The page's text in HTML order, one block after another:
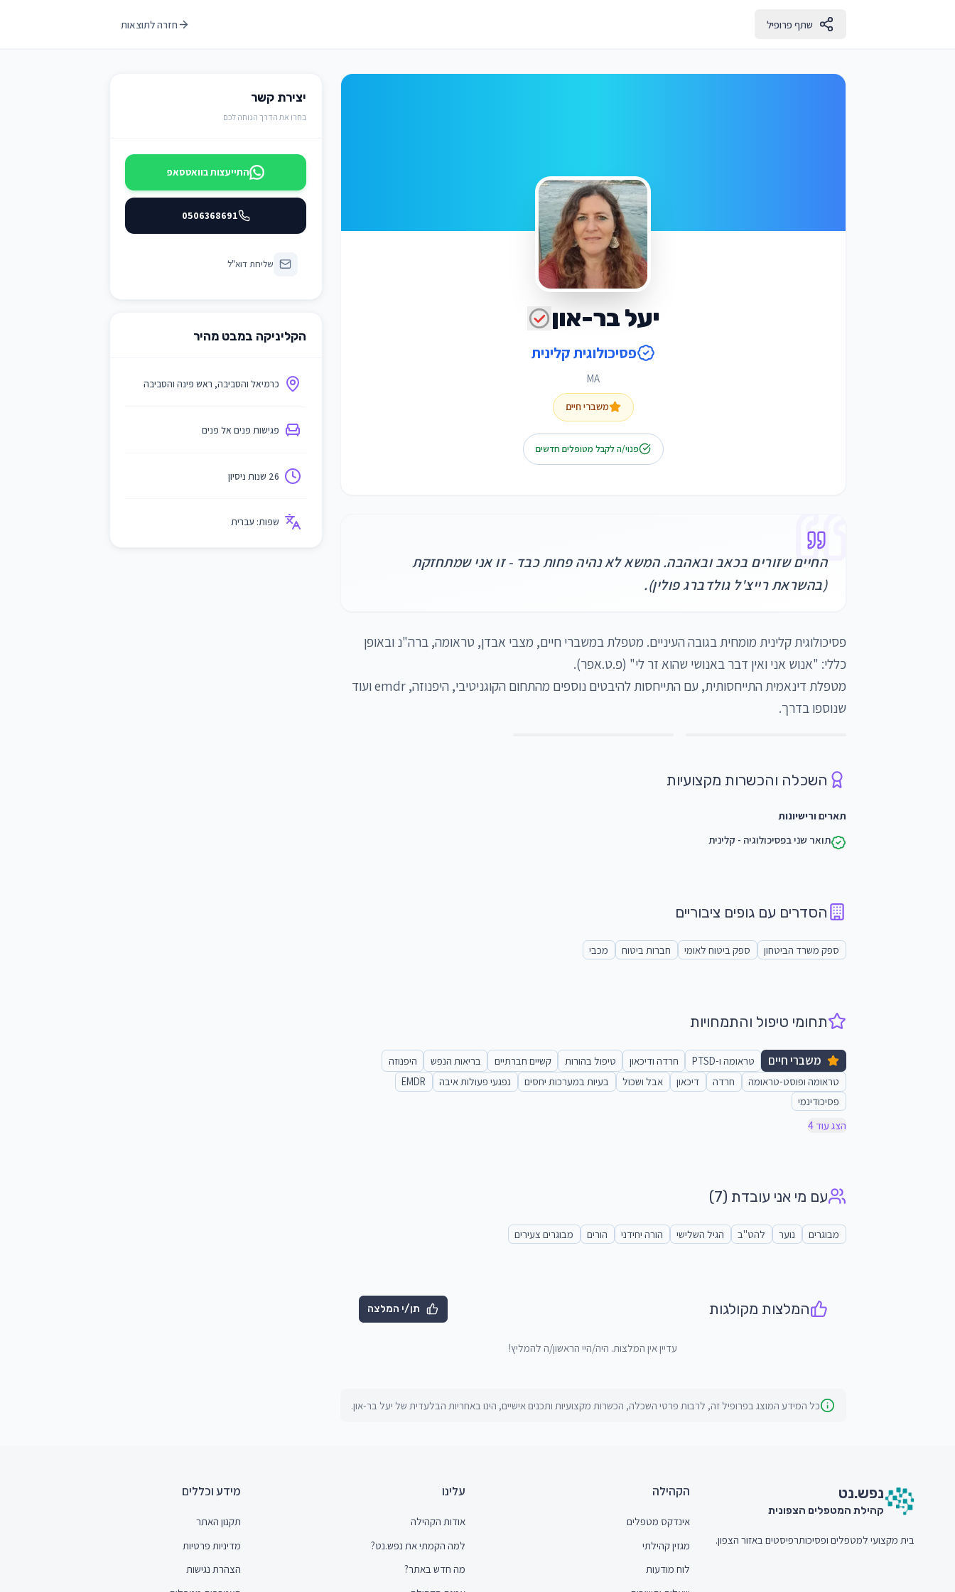
שתף פרופיל חזרה לתוצאות
יעל בר-און
פסיכולוגית קלינית
MA
משברי חיים
פנוי/ה לקבל מטופלים חדשים
החיים שזורים בכאב ובאהבה. המשא לא נהיה פחות כבד - זו אני שמתחזקת
(בהשראת רייצ'ל גולדברג פולין).
שנוספו בדרך.
השכלה והכשרות מקצועיות
תארים ורישיונות
תואר שני בפסיכולוגיה - קלינית
הסדרים עם גופים ציבוריים
ספק משרד הביטחון ספק ביטוח לאומי חברות ביטוח מכבי
תחומי טיפול והתמחויות
משברי חיים טראומה ו-PTSD חרדה ודיכאון טיפול בהורות קשיים חברתיים בריאות הנפש
היפנוזה
טראומה ופוסט-טראומה
חרדה דיכאון אבל ושכול בעיות במערכות יחסים נפגעי פעולות איבה
EMDR
פסיכודינמי
הצג עוד 4
עם מי אני עובדת (7)
מבוגרים נוער להט"ב הגיל השלישי הורה יחידני הורים מבוגרים צעירים
המלצות מקולגות תן/י המלצה
עדיין אין המלצות. היה/היי הראשון/ה להמליץ!
כל המידע המוצג בפרופיל זה, לרבות פרטי השכלה, הכשרות מקצועיות ותכנים אישיים, הינו באחריות הבלעדית של יעל בר-און.
יצירת קשר
בחרו את הדרך הנוחה לכם
התייעצות בוואטסאפ
0506368691
שליחת דוא"ל
הקליניקה במבט מהיר
כרמיאל והסביבה, ראש פינה והסביבה
פגישות פנים אל פנים
26 שנות ניסיון
שפות: עברית
נפש.נט
קהילת המטפלים הצפונית
בית מקצועי למטפלים ופסיכותרפיסטים באזור הצפון.
הקהילה
אינדקס מטפלים
מגזין קהילתי
לוח מודעות
עלינו
אודות הקהילה
למה הקמתי את נפש.נט?
מה חדש באתר?
מידע וכללים
תקנון האתר
מדיניות פרטיות
הצהרת נגישות